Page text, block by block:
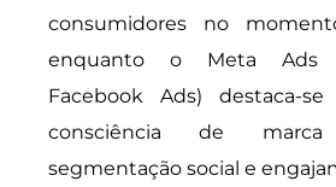
consumidores no
enquanto o Meta Ads
Facebook Ads) destaca-
consciência de
segmentação social e